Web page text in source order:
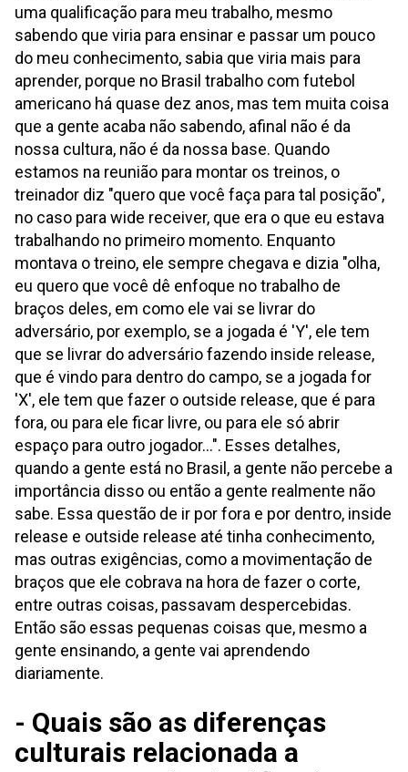
uma qualificação para meu trabalho, mesmo
sabendo que viria para ensinar e passar um pouco
do meu conhecimento, sabia que viria mais para
aprender, porque no Brasil trabalho com futebol
americano há quase dez anos, mas tem muita coisa
que a gente acaba não sabendo, afinal não é da
nossa cultura, não é da nossa base. Quando
estamos na reunião para montar os treinos, o
treinador diz "quero que você faça para tal posição",
no caso para wide receiver, que era o que eu estava
trabalhando no primeiro momento. Enquanto
montava o treino, ele sempre chegava e dizia "olha,
eu quero que você dê enfoque no trabalho de
braços deles, em como ele vai se livrar do
adversário, por exemplo, se a jogada é 'Y', ele tem
que se livrar do adversário fazendo inside release,
que é vindo para dentro do campo, se a jogada for
'X', ele tem que fazer o outside release, que é para
fora, ou para ele ficar livre, ou para ele só abrir
espaço para outro jogador...". Esses detalhes,
quando a gente está no Brasil, a gente não percebe a
importância disso ou então a gente realmente não
sabe. Essa questão de ir por fora e por dentro, inside
release e outside release até tinha conhecimento,
mas outras exigências, como a movimentação de
braços que ele cobrava na hora de fazer o corte,
entre outras coisas, passavam despercebidas.
Então são essas pequenas coisas que, mesmo a
gente ensinando, a gente vai aprendendo
diariamente.
- Quais são as diferenças
culturais relacionada a